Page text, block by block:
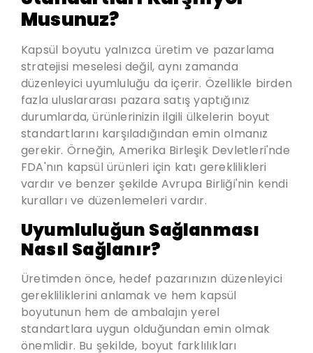
Musunuz?
Kapsül boyutu yalnızca üretim ve pazarlama
stratejisi meselesi değil, aynı zamanda
düzenleyici uyumluluğu da içerir. Özellikle birden
fazla uluslararası pazara satış yaptığınız
durumlarda, ürünlerinizin ilgili ülkelerin boyut
standartlarını karşıladığından emin olmanız
gerekir. Örneğin, Amerika Birleşik Devletleri'nde
FDA'nın kapsül ürünleri için katı gereklilikleri
vardır ve benzer şekilde Avrupa Birliği'nin kendi
kuralları ve düzenlemeleri vardır.
Uyumluluğun Sağlanması
Nasıl Sağlanır?
Üretimden önce, hedef pazarınızın düzenleyici
gerekliliklerini anlamak ve hem kapsül
boyutunun hem de ambalajın yerel
standartlara uygun olduğundan emin olmak
önemlidir. Bu şekilde, boyut farklılıkları